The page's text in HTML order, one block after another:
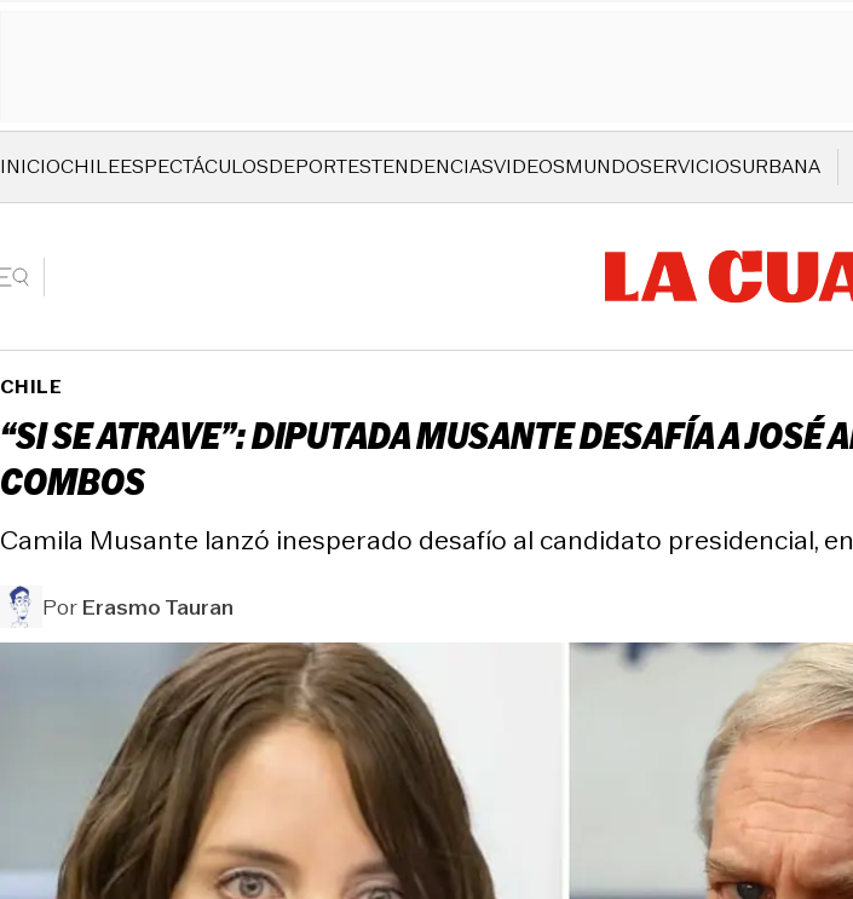
INICIOCHILEESPECTÁCULOSDEPORTESTENDENCIASVIDEOSMUNDOSERVICIOSURBANA
CHILE
“SI SE ATRAVE”: DIPUTADA MUSANTE DESAFÍA A JOSÉ
COMBOS
Camila Musante lanzó inesperado desafío al candidato presidencial,
PorErasmo Tauran